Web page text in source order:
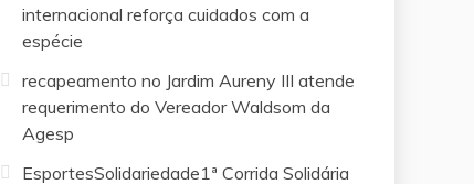
internacional reforça cuidados com a
espécie
recapeamento no Jardim Aureny III atende
requerimento do Vereador Waldsom da
Agesp
EsportesSolidariedade1ª Corrida Solidária